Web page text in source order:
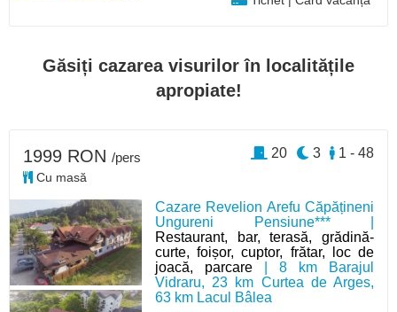
Găsiți cazarea visurilor în localitățile
apropiate!
Cazare Revelion Arefu Căpățineni
Ungureni Pensiune*** |
Restaurant, bar, terasă, grădină-
curte, foișor, cuptor, frătar, loc de
joacă, parcare | 8 km Barajul
Vidraru, 23 km Curtea de Arges,
63 km Lacul Bâlea
1999 RON /pers
Cu masă
1 - 48
3
20